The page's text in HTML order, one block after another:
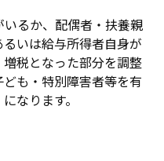
るか、配偶者・扶養親
いは給与所得者自身が
税となった部分を調整
も・特別障害者等を有
なります。